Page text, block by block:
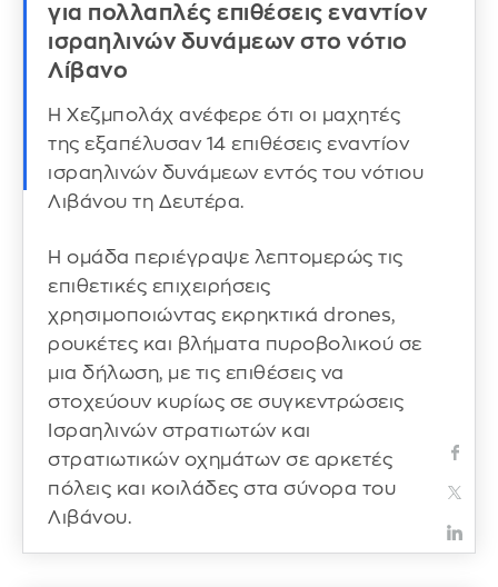
για πολλαπλές επιθέσεις εναντίον
ισραηλινών δυνάμεων στο νότιο
Λίβανο
Η Χεζμπολάχ ανέφερε ότι οι μαχητές
της εξαπέλυσαν 14 επιθέσεις εναντίον
ισραηλινών δυνάμεων εντός του νότιου
Λιβάνου τη Δευτέρα.
Η ομάδα περιέγραψε λεπτομερώς τις
επιθετικές επιχειρήσεις
χρησιμοποιώντας εκρηκτικά drones,
ρουκέτες και βλήματα πυροβολικού σε
μια δήλωση, με τις επιθέσεις να
στοχεύουν κυρίως σε συγκεντρώσεις
Ισραηλινών στρατιωτών και
στρατιωτικών οχημάτων σε αρκετές
πόλεις και κοιλάδες στα σύνορα του
Λιβάνου.